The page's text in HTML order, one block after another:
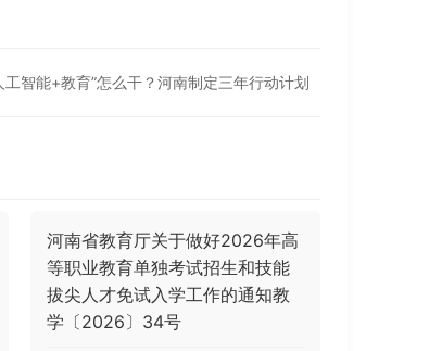
工智能+教育”怎么干？河南制定三年行动计划
河南省教育厅关于做好2026年高
等职业教育单独考试招生和技能
拔尖人才免试入学工作的通知教
学〔2026〕34号